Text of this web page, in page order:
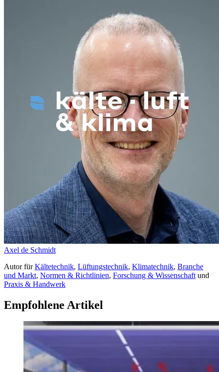
Axel de Schmidt
AutorfürKältetechnik, Lüftungstechnik, Klimatechnik, Branche
und Markt, Normen & Richtlinien, Forschung & Wissenschaft und
Praxis & Handwerk
Empfohlene Artikel